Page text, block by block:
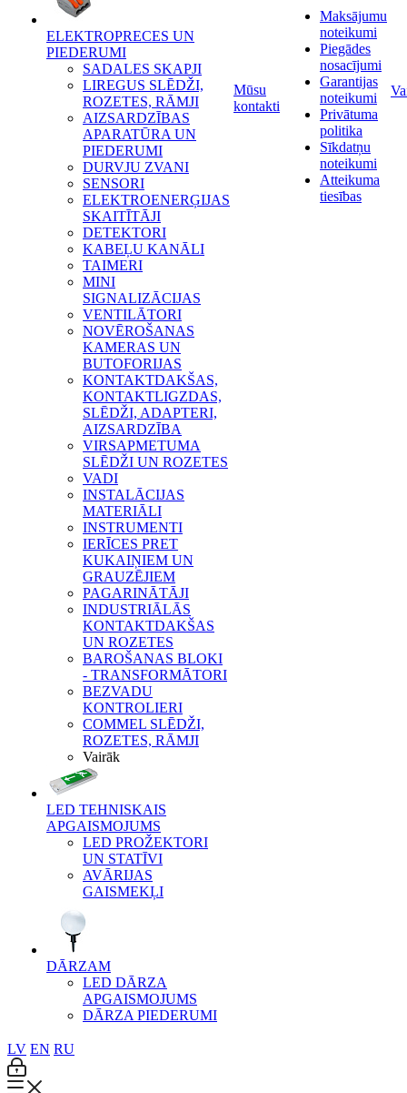
ELEKTROPRECES UN
PIEDERUMI
SADALES SKAPJI
LIREGUS SLĒDŽI,
ROZETES, RĀMJI
AIZSARDZĪBAS
APARATŪRA UN
PIEDERUMI
DURVJU ZVANI
SENSORI
ELEKTROENERĢIJAS
SKAITĪTĀJI
DETEKTORI
KABEĻU KANĀLI
TAIMERI
MINI
SIGNALIZĀCIJAS
VENTILĀTORI
NOVĒROŠANAS
KAMERAS UN
BUTOFORIJAS
KONTAKTDAKŠAS,
KONTAKTLIGZDAS,
SLĒDŽI, ADAPTERI,
AIZSARDZĪBA
VIRSAPMETUMA
SLĒDŽI UN ROZETES
VADI
INSTALĀCIJAS
MATERIĀLI
INSTRUMENTI
IERĪCES PRET
KUKAIŅIEM UN
GRAUZĒJIEM
PAGARINĀTĀJI
INDUSTRIĀLĀS
KONTAKTDAKŠAS
UN ROZETES
BAROŠANAS BLOKI
- TRANSFORMĀTORI
BEZVADU
KONTROLIERI
COMMEL SLĒDŽI,
ROZETES, RĀMJI
Vairāk
LED TEHNISKAIS
APGAISMOJUMS
LED PROŽEKTORI
UN STATĪVI
AVĀRIJAS
GAISMEKĻI
DĀRZAM
LED DĀRZA
APGAISMOJUMS
DĀRZA PIEDERUMI
Mūsu
kontakti
Maksājumu
noteikumi
Piegādes
nosacījumi
Garantijas
noteikumi
Privātuma
politika
Sīkdatņu
noteikumi
Atteikuma
tiesības
LV EN RU